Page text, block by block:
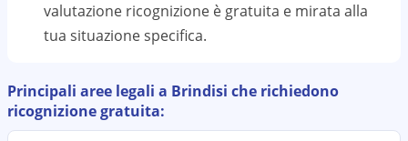
valutazione ricognizione è gratuita e mirata alla
tua situazione specifica.
Principali aree legali a Brindisi che richiedono
ricognizionegratuita: